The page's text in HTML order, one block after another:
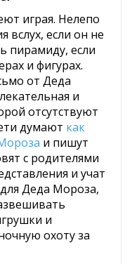
играя. Нелепо
вслух, если он не
пирамиду, если
и фигурах.
от Деда
и
отсутствуют
думают как
и пишут
с родителями
и учат
Деда Мороза,
и
охоту за